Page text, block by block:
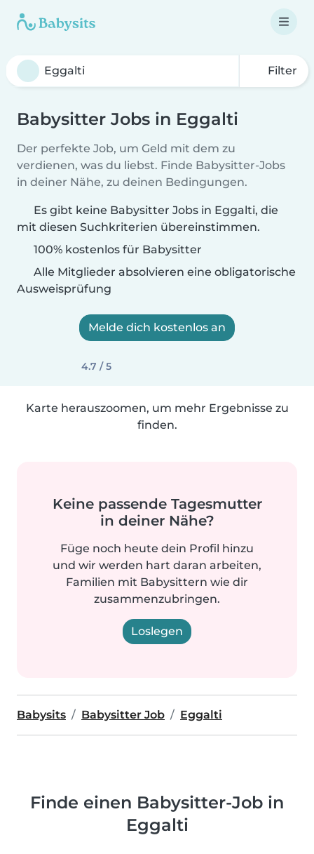
Filter
Babysitter Jobs in Eggalti
Der perfekte Job, um Geld mit dem zu
verdienen, was du liebst. Finde Babysitter-Jobs
in deiner Nähe, zu deinen Bedingungen.
Es gibt keine Babysitter Jobs in Eggalti, die
mit diesen Suchkriterien übereinstimmen.
100% kostenlos für Babysitter
Alle Mitglieder absolvieren eine obligatorische
Ausweisprüfung
Melde dich kostenlos an
4.7 / 5
Karte herauszoomen, um mehr Ergebnisse zu
finden.
Keine passende Tagesmutter
in deiner Nähe?
Füge noch heute dein Profil hinzu
und wir werden hart daran arbeiten,
Familien mit Babysittern wie dir
zusammenzubringen.
Loslegen
Babysits Babysitter Job Eggalti
Finde einen Babysitter-Job in
Eggalti